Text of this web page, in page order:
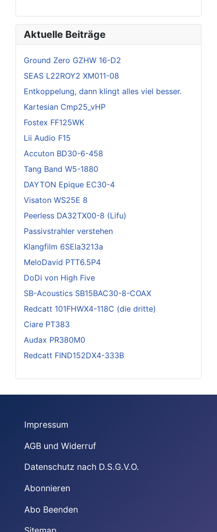
Aktuelle Beiträge
Ground Zero GZHW 16-D2
SEAS L22ROY2 XM011-08
Entkoppelung, dann klingt alles viel besser.
Kartesian Cmp25_vHP
Fostex FF125WK
Lii Audio F15
Accuton BD30-6-458
Tang Band W5-1880
DAYTON Epique EC30-4
Visaton WS25E 8
Peerless DA32TX00-8 (Lifu)
Passivstrahler verstehen
Klangfilm 6SEla3213a
MeloDavid PTT6.5P4
DoDi von High Five
SB-Acoustics SB15BAC30-8-COAX
Redcatt 101FHWX4-118C (die dritte)
Ciare PT383
Audax PR380M0
Redcatt FIND152DX4-333B
Impressum
AGB und Widerruf
Datenschutz nach D.S.G.V.O.
Abonnieren
Abo Beenden